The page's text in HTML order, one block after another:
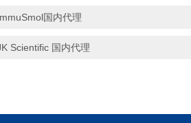
国内代理
Scientific 国内代理